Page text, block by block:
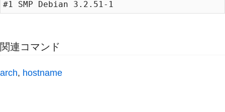
関連コマンド
arch, hostname